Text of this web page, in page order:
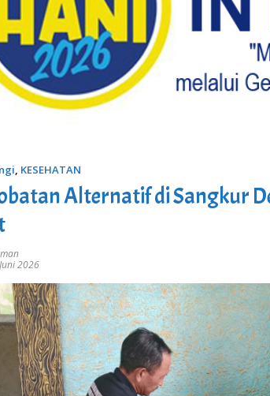
, KESEHATAN
Alternatif di Sangkur
2026